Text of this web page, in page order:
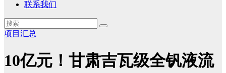
联系我们
项目汇总
10亿元！甘肃吉瓦级全钒液流